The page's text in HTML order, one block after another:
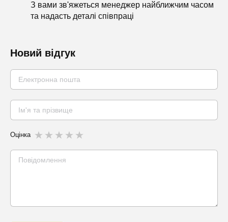
З вами зв'яжеться менеджер найближчим часом
та надасть деталі співпраці
Новий відгук
Оцінка